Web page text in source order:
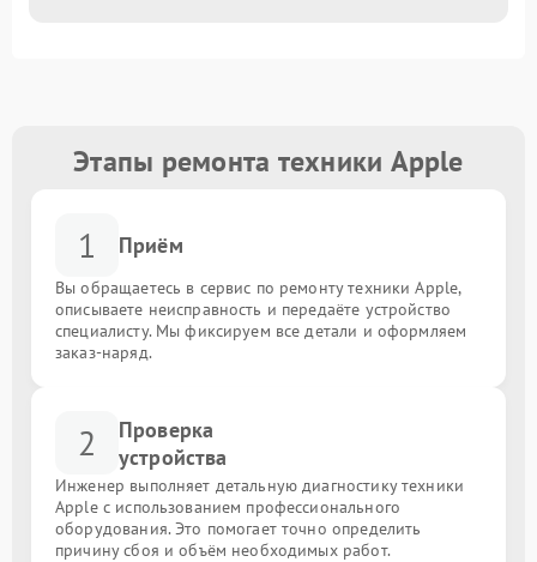
Этапы ремонта техники Apple
1 Приём
Вы обращаетесь в сервис по ремонту техники Apple,
описываете неисправность и передаёте устройство
специалисту. Мы фиксируем все детали и оформляем
заказ-наряд.
2
Проверка
устройства
Инженер выполняет детальную диагностику техники
Apple с использованием профессионального
оборудования. Это помогает точно определить
причину сбоя и объём необходимых работ.